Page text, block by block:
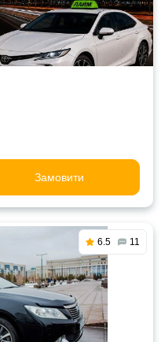
Замовити
6.5 11